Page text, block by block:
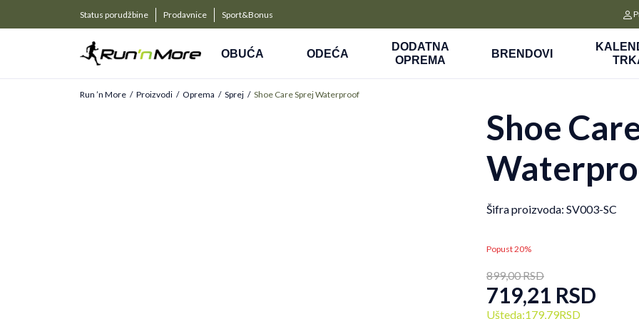
Status porudžbine Prodavnice Sport&Bonus
PLAĆANJE NA RATE
Kreditnim karticama BANCA INTESA platite na 9 rata
OBUĆA ODEĆA
DODATNA
OPREMA
BRENDOVI
Run ’n More Proizvodi Oprema Sprej Shoe Care Sprej Waterproof
Shoe
Šifra proizvoda: SV003-SC
Popust 20%
899,00RSD
719,21 RSD
Ušteda:179,79RSD